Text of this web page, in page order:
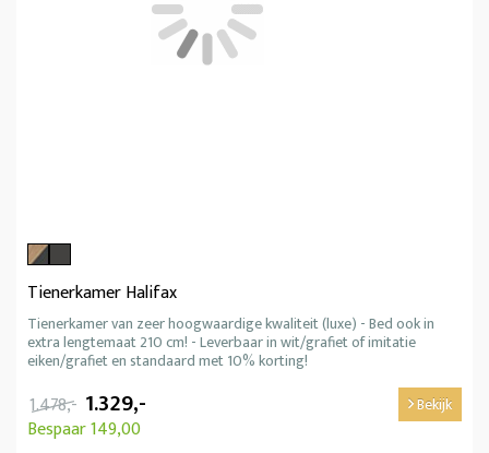
Tienerkamer Halifax
Tienerkamer van zeer hoogwaardige kwaliteit (luxe) - Bed ook in
extra lengtemaat 210 cm! - Leverbaar in wit/grafiet of imitatie
eiken/grafiet en standaard met 10% korting!
1.478,- 1.329,-
Bespaar 149,00
Bekijk